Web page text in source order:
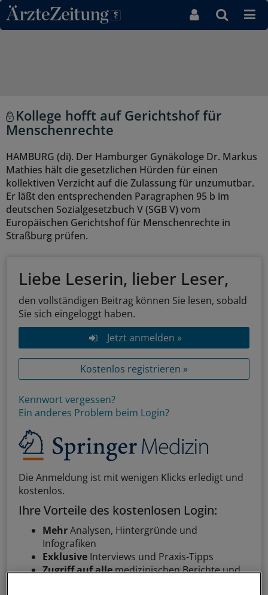
Direkt zum Inhaltsbereich
Kollege hofft auf Gerichtshof für
Menschenrechte
HAMBURG (di). Der Hamburger Gynäkologe Dr. Markus
Mathies hält die gesetzlichen Hürden für einen
kollektiven Verzicht auf die Zulassung für unzumutbar.
Er läßt den entsprechenden Paragraphen 95 b im
deutschen Sozialgesetzbuch V (SGB V) vom
Europäischen Gerichtshof für Menschenrechte in
Straßburg prüfen.
Liebe Leserin, lieber Leser,
den vollständigen Beitrag können Sie lesen, sobald
Sie sich eingeloggt haben.
Jetzt anmelden »
Kostenlos registrieren »
Kennwort vergessen?
Ein anderes Problem beim Login?
Die Anmeldung ist mit wenigen Klicks erledigt und
kostenlos.
Ihre Vorteile des kostenlosen Login:
MehrAnalysen, Hintergründe und
Infografiken
Exklusive Interviews und Praxis-Tipps
Zugriff auf allemedizinischen Berichte und